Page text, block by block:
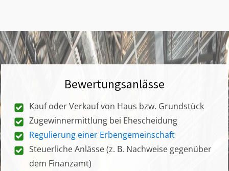
Bewertungsanlässe
Kauf oder Verkauf von Haus bzw. Grundstück
Zugewinnermittlung bei Ehescheidung
Regulierung einer Erbengemeinschaft
Steuerliche Anlässe (z. B. Nachweise gegenüber
dem Finanzamt)